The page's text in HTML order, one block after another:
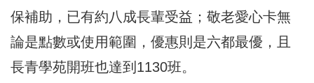
保補助，已有約八成長輩受益；敬老愛心卡無
論是點數或使用範圍，優惠則是六都最優，且
長青學苑開班也達到1130班。